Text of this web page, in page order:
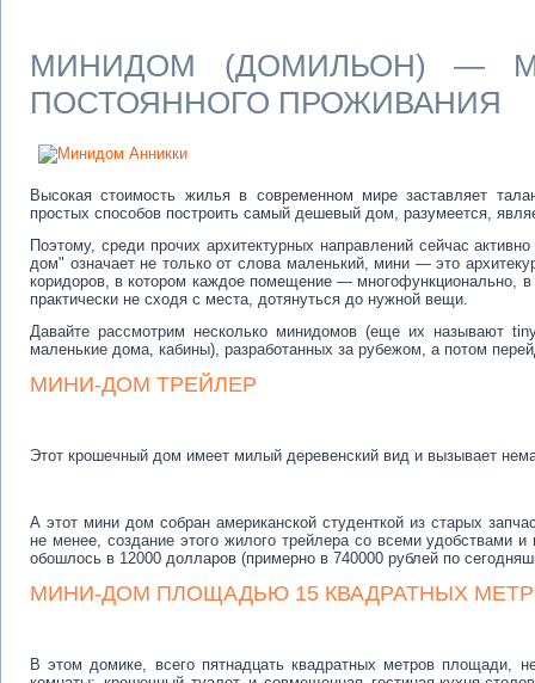
МИНИДОМ (ДОМИЛЬОН) —
ПОСТОЯННОГО ПРОЖИВАНИЯ
Высокая стоимость жилья в современном мире заставляет
простых способов построить самый дешевый дом, разумеется,
Поэтому, среди прочих архитектурных направлений сейчас
дом" означает не только от слова маленький, мини — это
коридоров, в котором каждое помещение — многофункционально,
практически не сходя с места, дотянуться до нужной вещи.
Давайте рассмотрим несколько минидомов (еще их называют
маленькие дома, кабины), разработанных за рубежом, а потом
МИНИ-ДОМ ТРЕЙЛЕР
Этот крошечный дом имеет милый деревенский вид и вызывает
А этот мини дом собран американской студенткой из старых
не менее, создание этого жилого трейлера со всеми
обошлось в 12000 долларов (примерно в 740000 рублей по
МИНИ-ДОМ ПЛОЩАДЬЮ 15 КВАДРАТНЫХ
В этом домике, всего пятнадцать квадратных метров площади,